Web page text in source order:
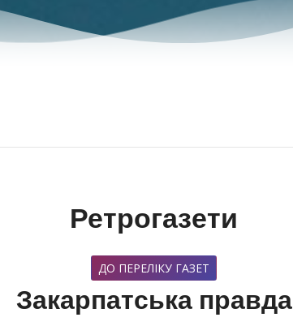
Ретрогазети
ДО ПЕРЕЛІКУ ГАЗЕТ
Закарпатська правда